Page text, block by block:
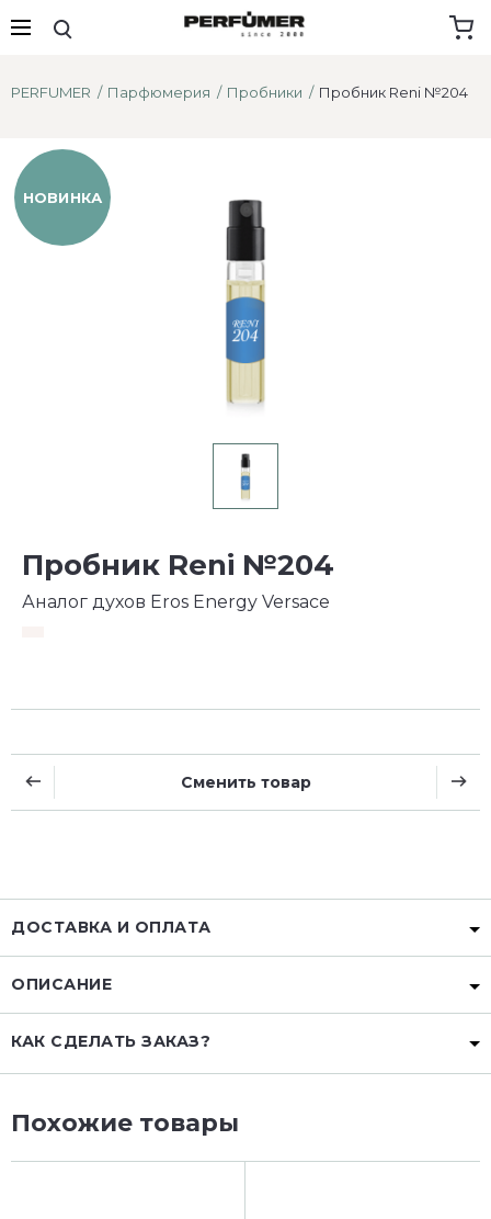
PERFUMER Парфюмерия Пробники Пробник Reni №204
НОВИНКА
Пробник Reni №204
Аналог духов Eros Energy Versace
Сменить товар
ДОСТАВКА И ОПЛАТА
ОПИСАНИЕ
КАК СДЕЛАТЬ ЗАКАЗ?
Похожие товары